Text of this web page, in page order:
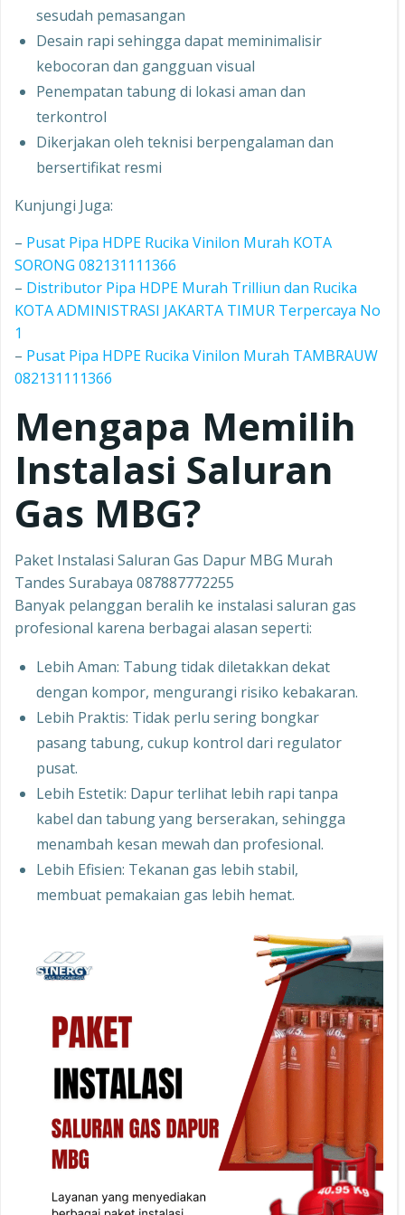
sesudah pemasangan
Desain rapi sehingga dapat meminimalisir
kebocoran dan gangguan visual
Penempatan tabung di lokasi aman dan
terkontrol
Dikerjakan oleh teknisi berpengalaman dan
bersertifikat resmi
Kunjungi Juga:
– Pusat Pipa HDPE Rucika Vinilon Murah KOTA
SORONG 082131111366
– Distributor Pipa HDPE Murah Trilliun dan Rucika
KOTA ADMINISTRASI JAKARTA TIMUR Terpercaya No
1
– Pusat Pipa HDPE Rucika Vinilon Murah TAMBRAUW
082131111366
Mengapa Memilih
Instalasi Saluran
Gas MBG?
Paket Instalasi Saluran Gas Dapur MBG Murah
Tandes Surabaya 087887772255
Banyak pelanggan beralih ke instalasi saluran gas
profesional karena berbagai alasan seperti:
Lebih Aman: Tabung tidak diletakkan dekat
dengan kompor, mengurangi risiko kebakaran.
Lebih Praktis: Tidak perlu sering bongkar
pasang tabung, cukup kontrol dari regulator
pusat.
Lebih Estetik: Dapur terlihat lebih rapi tanpa
kabel dan tabung yang berserakan, sehingga
menambah kesan mewah dan profesional.
Lebih Efisien: Tekanan gas lebih stabil,
membuat pemakaian gas lebih hemat.